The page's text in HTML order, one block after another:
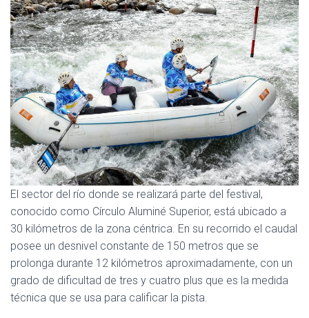
El sector del río donde se realizará parte del festival,
conocido como Círculo Aluminé Superior, está ubicado a
30 kilómetros de la zona céntrica. En su recorrido el caudal
posee un desnivel constante de 150 metros que se
prolonga durante 12 kilómetros aproximadamente, con un
grado de dificultad de tres y cuatro plus que es la medida
técnica que se usa para calificar la pista.